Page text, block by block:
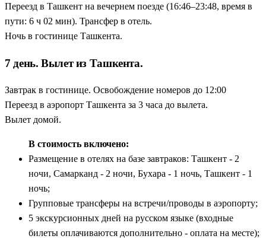
Переезд в Ташкент на вечернем поезде (16:46–23:48, время в
пути: 6 ч 02 мин). Трансфер в отель.
Ночь в гостинице Ташкента.
7 день. Вылет из Ташкента.
Завтрак в гостинице. Освобождение номеров до 12:00
Переезд в аэропорт Ташкента за 3 часа до вылета.
Вылет домой.
В стоимость включено:
Размещение в отелях на базе завтраков: Ташкент - 2
ночи, Самарканд - 2 ночи, Бухара - 1 ночь, Ташкент - 1
ночь;
Групповые трансферы на встречи/проводы в аэропорту;
5 экскурсионных дней на русском языке (входные
билеты оплачиваются дополнительно - оплата на месте);